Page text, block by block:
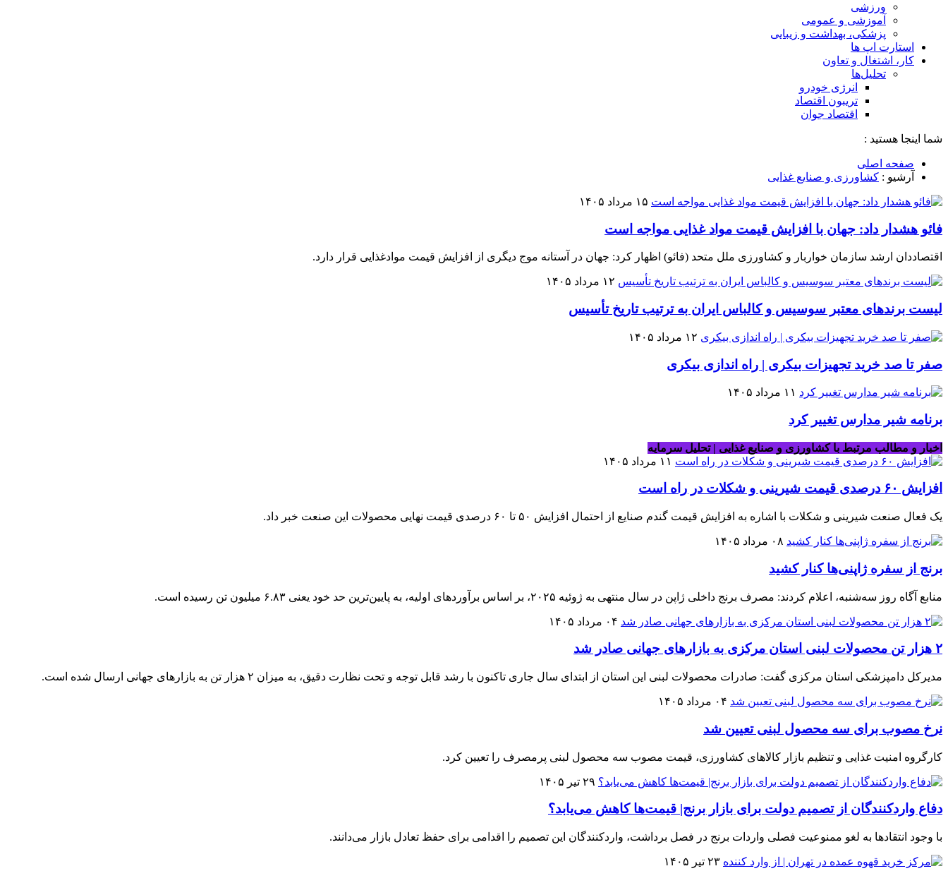
ورزشی
آموزشی و عمومی
پزشکی، بهداشت و زیبایی
استارت اپ ها
کار، اشتغال و تعاون
تحلیل‌ها
انرژی خودرو
تریبون اقتصاد
اقتصاد جوان
شما اینجا هستید :
صفحه اصلی
آرشیو : کشاورزی و صنایع غذایی
۱۵ مرداد ۱۴۰۵
فائو هشدار داد: جهان با افزایش قیمت مواد غذایی مواجه است
اقتصاددان ارشد سازمان خواربار و کشاورزی ملل متحد (فائو) اظهار کرد: جهان در آستانه موج دیگری از افزایش قیمت موادغذایی قرار دارد.
۱۲ مرداد ۱۴۰۵
لیست برندهای معتبر سوسیس و کالباس ایران به ترتیب تاریخ تأسیس
۱۲ مرداد ۱۴۰۵
صفر تا صد خرید تجهیزات بیکری | راه اندازی بیکری
۱۱ مرداد ۱۴۰۵
برنامه شیر مدارس تغییر کرد
اخبار و مطالب مرتبط با کشاورزی و صنایع غذایی | تحلیل سرمایه
۱۱ مرداد ۱۴۰۵
افزایش ۶۰ درصدی قیمت شیرینی و شکلات در راه است
یک فعال صنعت شیرینی و شکلات با اشاره به افزایش قیمت گندم صنایع از احتمال افزایش ۵۰ تا ۶۰ درصدی قیمت نهایی محصولات این صنعت خبر داد.
۰۸ مرداد ۱۴۰۵
برنج از سفره ژاپنی‌ها کنار کشید
منابع آگاه روز سه‌شنبه، اعلام کردند: مصرف برنج داخلی ژاپن در سال منتهی به ژوئیه ۲۰۲۵، بر اساس برآوردهای اولیه، به پایین‌ترین حد خود یعنی ۶.۸۳ میلیون تن رسیده است.
۰۴ مرداد ۱۴۰۵
۲ هزار تن محصولات لبنی استان مرکزی به بازارهای جهانی صادر شد
مدیرکل دامپزشکی استان مرکزی گفت: صادرات محصولات لبنی این استان از ابتدای سال جاری تاکنون با رشد قابل توجه و تحت نظارت دقیق، به میزان ۲ هزار تن به بازارهای جهانی ارسال شده است.
۰۴ مرداد ۱۴۰۵
نرخ مصوب برای سه محصول لبنی تعیین شد
کارگروه امنیت غذایی و تنظیم بازار کالاهای کشاورزی، قیمت مصوب سه محصول لبنی پرمصرف را تعیین کرد.
۲۹ تیر ۱۴۰۵
دفاع واردکنندگان از تصمیم دولت برای بازار برنج| قیمت‌ها کاهش می‌یابد؟
با وجود انتقادها به لغو ممنوعیت فصلی واردات برنج در فصل برداشت، واردکنندگان این تصمیم را اقدامی برای حفظ تعادل بازار می‌دانند.
۲۳ تیر ۱۴۰۵